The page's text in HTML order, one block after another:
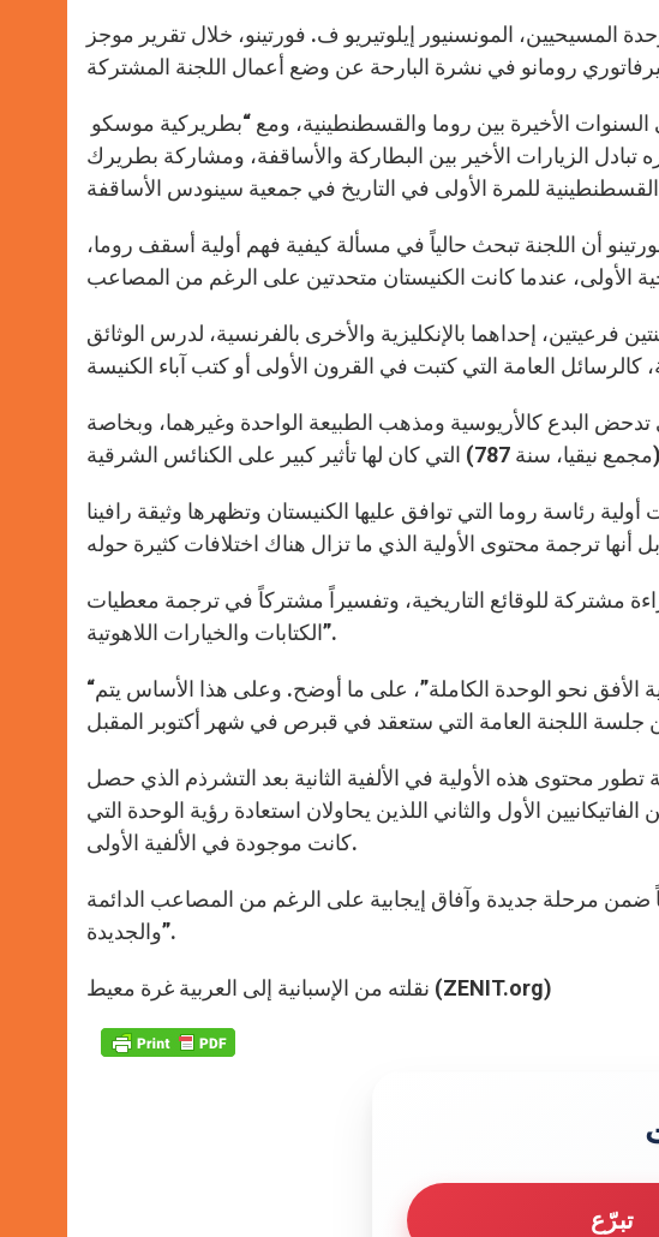
المسيحيين، المونسنيور إيلوتيريو ف. فورتينو، خلال تقرير موجز
تبادل الزيارات الأخير بين البطاركة والأساقفة، ومشاركة بطريرك
أن اللجنة تبحث حالياً في مسألة كيفية فهم أولية أسقف روما،
إحداهما بالإنكليزية والأخرى بالفرنسية، لدرس الوثائق
تدحض البدع كالأريوسية ومذهب الطبيعة الواحدة وغيرهما، وبخاصة
رئاسة روما التي توافق عليها الكنيستان وتظهرها وثيقة رافينا
مشتركة للوقائع التاريخية، وتفسيراً مشتركاً في ترجمة معطيات
الكتابات والخيارات اللاهوتية”.
“لقد بدأ الحوار مساراً معقداً إلا أنه الوحيد القادر على تجلية الأفق نحو الوحدة الكاملة”، على ما أوضح. وعلى هذا الأساس يتم
محتوى هذه الأولية في الألفية الثانية بعد التشرذم الذي حصل
الأول والثاني اللذين يحاولان استعادة رؤية الوحدة التي
كانت موجودة في الألفية الأولى.
ضمن مرحلة جديدة وآفاق إيجابية على الرغم من المصاعب الدائمة
والجديدة”.
نقلته من الإسبانية إلى العربية غرة معيط (ZENIT.org)
تبرّع